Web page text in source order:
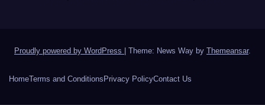
Proudly powered by WordPress | Theme: News Way by Themeansar.
HomeTerms and Conditions Privacy PolicyContact Us